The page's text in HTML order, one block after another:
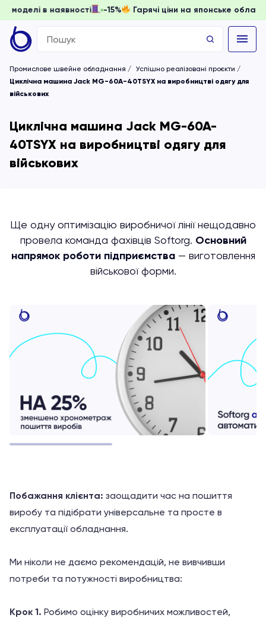
доки моделі в наявності -15% Гарячі ціни на японське
Search
for:
Промислове швейне обладнання
Успішно реалізовані проєкти
Циклічна машина Jack MG-60A-40TSYX на виробництві одягу для
військових
Циклічна машина Jack MG-60A-
40TSYX на виробництві одягу для
військових
Ще одну оптимізацію виробничої лінії нещодавно
провела команда фахівців Softorg. Основний
напрямок роботи підприємства — виготовлення
військової форми.
Побажання клієнта: заощадити час на пошиття
виробу та підібрати універсальне та просте в
експлуатації обладнання.
Ми ніколи не даємо рекомендацій, не вивчивши
потреби та потужності виробництва:
Крок 1. Робимо оцінку виробничих можливостей,